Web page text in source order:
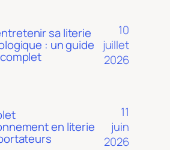
sa literie
: un guide
10
juillet
2026
en literie
11
juin
2026